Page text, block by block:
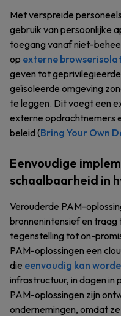
Met verspreide
gebruik van persoonlijke
toegang vanaf niet-
op externe
geven tot
geïsoleerde omgeving
te leggen. Dit voegt een
externe opdrachtnemers
beleid (Bring Your Own
Eenvoudige
schaalbaarheid in
Verouderde PAM-
bronnenintensief en traag
tegenstelling tot on-
PAM-oplossingen een
die eenvoudig kan
infrastructuur, in dagen in
PAM-oplossingen zijn
ondernemingen, omdat